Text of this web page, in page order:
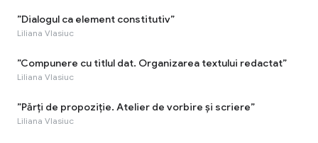
”Dialogul ca element constitutiv”
Liliana Vlasiuc
”Compunere cu titlul dat. Organizarea textului redactat”
Liliana Vlasiuc
”Părți de propoziție. Atelier de vorbire și scriere”
Liliana Vlasiuc